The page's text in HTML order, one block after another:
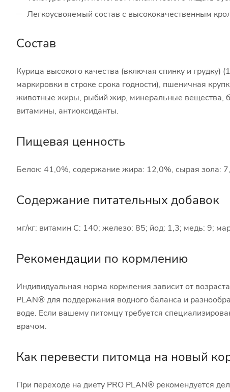
Легкоусвояемый состав с высококачественным
Состав
Курица высокого качества (включая спинку и
маркировки в строке срока годности), пшеничная
животные жиры, рыбий жир, минеральные вещества,
витамины, антиоксиданты.
Пищевая ценность
Белок: 41,0%, содержание жира: 12,0%, сырая зола:
Содержание питательных добавок
мг/кг: витамин С: 140; железо: 85; йод: 1,3; медь: 9;
Рекомендации по кормлению
Индивидуальная норма кормления зависит от
PLAN® для поддержания водного баланса и
воде. Если вашему питомцу требуется
врачом.
Как перевести питомца на новый
При переходе на диету PRO PLAN® рекомендуется